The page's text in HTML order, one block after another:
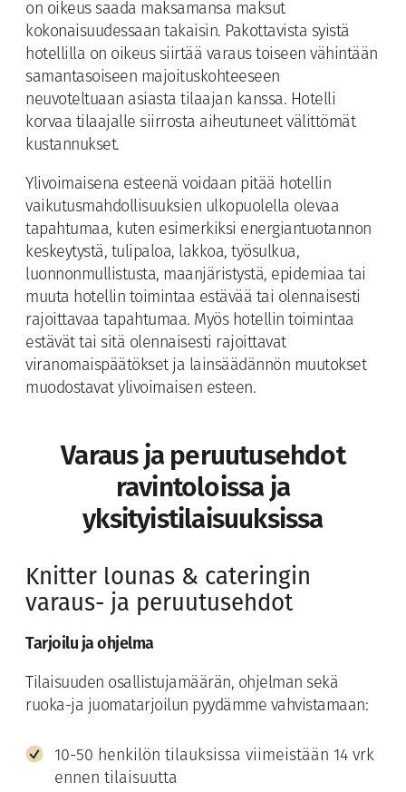
on oikeus saada maksamansa maksut
kokonaisuudessaan takaisin. Pakottavista syistä
hotellilla on oikeus siirtää varaus toiseen vähintään
samantasoiseen majoituskohteeseen
neuvoteltuaan asiasta tilaajan kanssa. Hotelli
korvaa tilaajalle siirrosta aiheutuneet välittömät
kustannukset.
Ylivoimaisena esteenä voidaan pitää hotellin
vaikutusmahdollisuuksien ulkopuolella olevaa
tapahtumaa, kuten esimerkiksi energiantuotannon
keskeytystä, tulipaloa, lakkoa, työsulkua,
luonnonmullistusta, maanjäristystä, epidemiaa tai
muuta hotellin toimintaa estävää tai olennaisesti
rajoittavaa tapahtumaa. Myös hotellin toimintaa
estävät tai sitä olennaisesti rajoittavat
viranomaispäätökset ja lainsäädännön muutokset
muodostavat ylivoimaisen esteen.
Varaus ja peruutusehdot
ravintoloissa ja
yksityistilaisuuksissa
Knitter lounas & cateringin
varaus- ja peruutusehdot
Tarjoilu ja ohjelma
Tilaisuuden osallistujamäärän, ohjelman sekä
ruoka-ja juomatarjoilun pyydämme vahvistamaan:
10-50 henkilön tilauksissa viimeistään 14 vrk
ennen tilaisuutta